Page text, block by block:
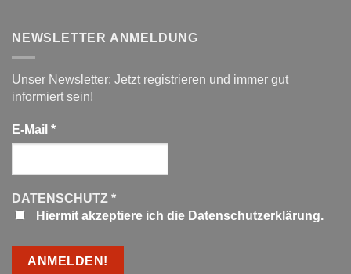
NEWSLETTER ANMELDUNG
Unser Newsletter: Jetzt registrieren und immer gut
informiert sein!
E-Mail *
DATENSCHUTZ *
Hiermit akzeptiere ich die Datenschutzerklärung.